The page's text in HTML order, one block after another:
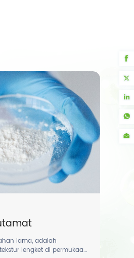
lama, adalah
lengket di permukaan